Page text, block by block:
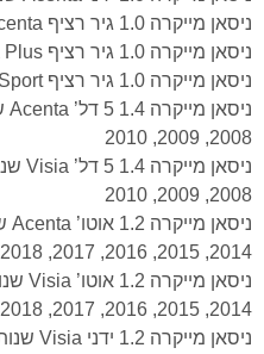
ניסאן מייקרה 1.0 גיר רציף Acenta שנות ייצור: 2019, 2020
ניסאן מייקרה 1.0 גיר רציף Acenta Plus שנות ייצור: 2019, 2020
ניסאן מייקרה 1.0 גיר רציף N-Sport שנות ייצור: 2019, 2020
2008, 2009, 2010
2008, 2009, 2010
2014, 2015, 2016, 2017, 2018, 2019
2014, 2015, 2016, 2017, 2018, 2019